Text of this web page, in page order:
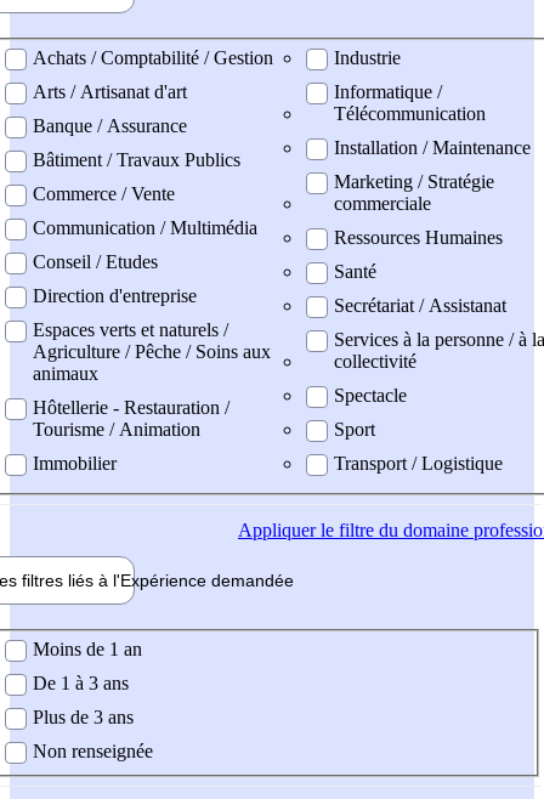
professionel
Achats / Comptabilité / Gestion
Arts / Artisanat d'art
Banque / Assurance
Bâtiment / Travaux Publics
Commerce / Vente
Communication / Multimédia
Conseil / Etudes
Direction d'entreprise
Espaces verts et naturels /
Agriculture / Pêche / Soins aux
animaux
Hôtellerie - Restauration /
Tourisme / Animation
Immobilier
Industrie
Informatique /
Télécommunication
Installation / Maintenance
Marketing / Stratégie
commerciale
Ressources Humaines
Santé
Secrétariat / Assistanat
Services à la personne / à la
collectivité
Spectacle
Sport
Transport / Logistique
Appliquerle filtre du domaine
filtres liés à l'Expérience demandée
demandée
Moins de 1 an
De 1 à 3 ans
Plus de 3 ans
Non renseignée